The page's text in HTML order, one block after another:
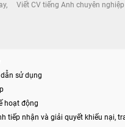
Viết CV tiếng Anh chuyên
sử dụng
hoạt động
tiếp nhận và giải quyết khiếu nại,